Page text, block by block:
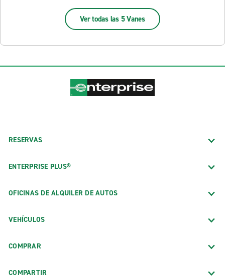
Ver todas las 5 Vanes
RESERVAS
ENTERPRISE PLUS®
OFICINAS DE ALQUILER DE AUTOS
VEHÍCULOS
COMPRAR
COMPARTIR